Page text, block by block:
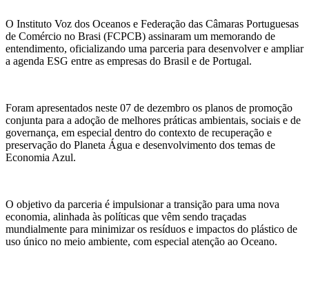
O Instituto Voz dos Oceanos e Federação das Câmaras Portuguesas
de Comércio no Brasi (FCPCB) assinaram um memorando de
entendimento, oficializando uma parceria para desenvolver e ampliar
a agenda ESG entre as empresas do Brasil e de Portugal.
Foram apresentados neste 07 de dezembro os planos de promoção
conjunta para a adoção de melhores práticas ambientais, sociais e de
governança, em especial dentro do contexto de recuperação e
preservação do Planeta Água e desenvolvimento dos temas de
Economia Azul.
O objetivo da parceria é impulsionar a transição para uma nova
economia, alinhada às políticas que vêm sendo traçadas
mundialmente para minimizar os resíduos e impactos do plástico de
uso único no meio ambiente, com especial atenção ao Oceano.